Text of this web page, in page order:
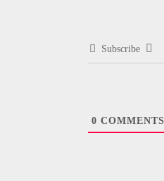
Subscribe
0 COMMENTS